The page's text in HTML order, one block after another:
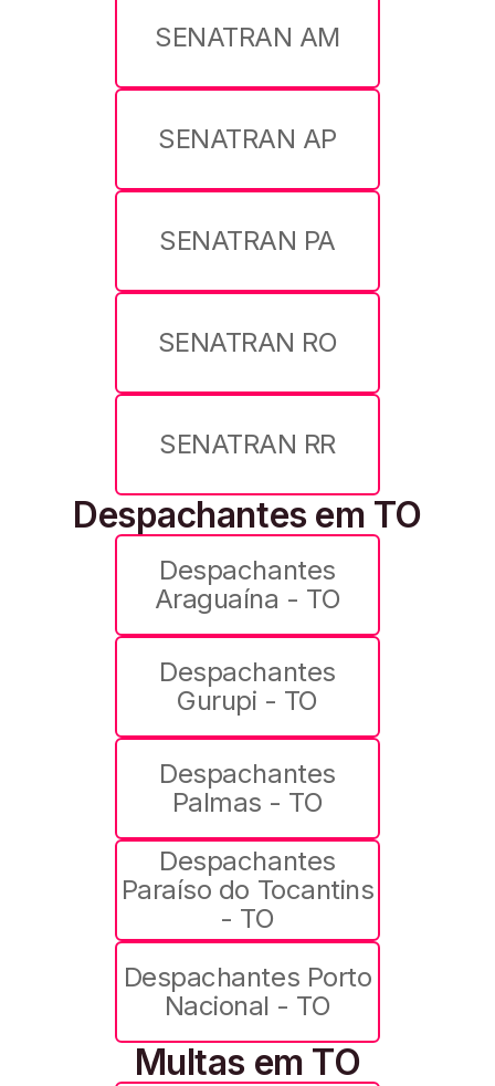
SENATRAN AM
SENATRAN AP
SENATRAN PA
SENATRAN RO
SENATRAN RR
Despachantes em TO
Despachantes
Araguaína - TO
Despachantes
Gurupi - TO
Despachantes
Palmas - TO
Despachantes
Paraíso do Tocantins
- TO
Despachantes Porto
Nacional - TO
Multas em TO